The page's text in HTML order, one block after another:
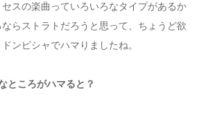
スの楽曲っていろいろなタイプがあるか
らストラトだろうと思って、ちょうど欲
ンピシャでハマりましたね。
ところがハマると？